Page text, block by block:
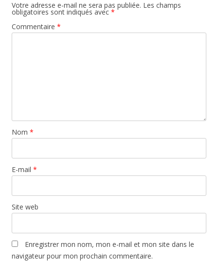
Votre adresse e-mail ne sera pas publiée. Les champs
obligatoires sont indiqués avec *
Commentaire *
Nom *
E-mail *
Site web
Enregistrer mon nom, mon e-mail et mon site dans le
navigateur pour mon prochain commentaire.